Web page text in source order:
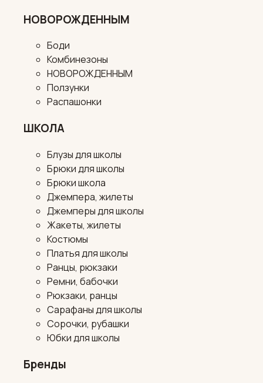
НОВОРОЖДЕННЫМ
Боди
Комбинезоны
НОВОРОЖДЕННЫМ
Ползунки
Распашонки
ШКОЛА
Блузы для школы
Брюки для школы
Брюки школа
Джемпера, жилеты
Джемперы для школы
Жакеты, жилеты
Костюмы
Платья для школы
Ранцы, рюкзаки
Ремни, бабочки
Рюкзаки, ранцы
Сарафаны для школы
Сорочки, рубашки
Юбки для школы
Бренды